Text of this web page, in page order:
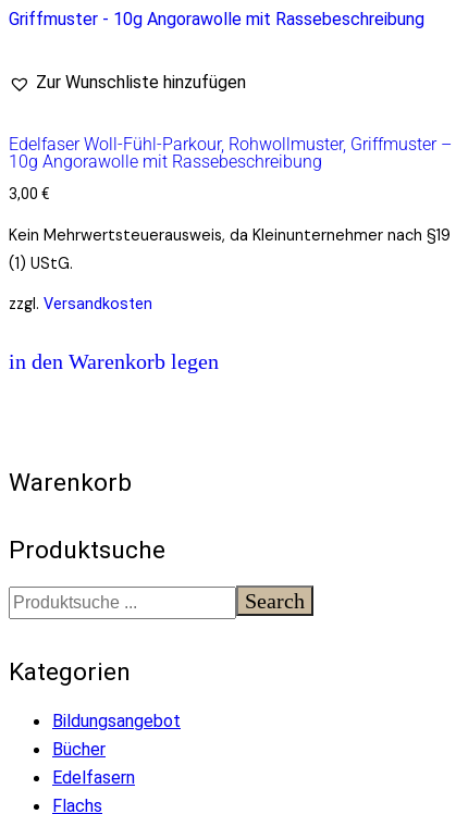
Zur Wunschliste hinzufügen
Edelfaser Woll-Fühl-Parkour, Rohwollmuster, Griffmuster –
10g Angorawolle mit Rassebeschreibung
3,00 €
Kein Mehrwertsteuerausweis, da Kleinunternehmer nach §19
(1) UStG.
zzgl. Versandkosten
in den Warenkorb legen
Warenkorb
Produktsuche
Search
Kategorien
Bildungsangebot
Bücher
Edelfasern
Flachs